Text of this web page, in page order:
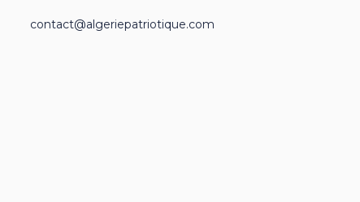
contact@algeriepatriotique.com